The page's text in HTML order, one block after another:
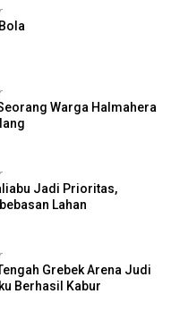
Warga Halmahera
Jadi Prioritas,
Lahan
Grebek Arena Judi
Berhasil Kabur